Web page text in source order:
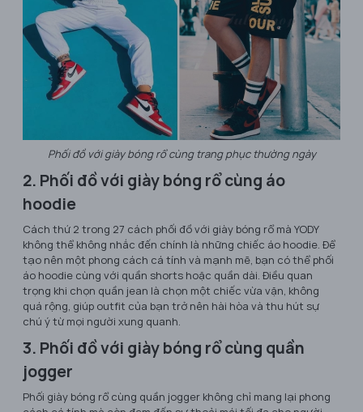
Phối đồ với giày bóng rổ cùng trang phục thường ngày
2. Phối đồ với giày bóng rổ cùng áo
hoodie
Cách thứ 2 trong 27 cách phối đồ với giày bóng rổ mà YODY
không thể không nhắc đến chính là những chiếc áo hoodie. Để
tạo nên một phong cách cá tính và mạnh mẽ, bạn có thể phối
áo hoodie cùng với quần shorts hoặc quần dài. Điều quan
trọng khi chọn quần jean là chọn một chiếc vừa vặn, không
quá rộng, giúp outfit của bạn trở nên hài hòa và thu hút sự
chú ý từ mọi người xung quanh.
3. Phối đồ với giày bóng rổ cùng quần
jogger
Phối giày bóng rổ cùng quần jogger không chỉ mang lại phong